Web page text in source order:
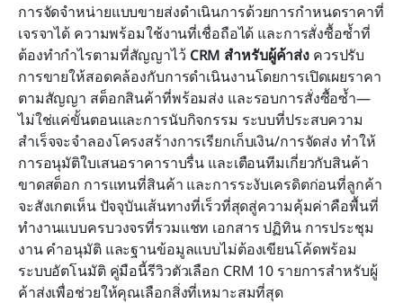
การจัดจำหน่ายแบบขายส่งดำเนินการด้วยการกำหนดราคาที่
เจรจาได้ ความพร้อมใช้งานที่เชื่อถือได้ และการสั่งซื้อซ้ำที่
ต้องทำกำไรตามที่สัญญาไว้ CRM สำหรับผู้ค้าส่ง ควรปรับ
การขายให้สอดคล้องกับการดำเนินงานโดยการเปิดเผยราคา
ตามสัญญา สต็อกสินค้าที่พร้อมส่ง และรอบการสั่งซื้อซ้ำ—
ไม่ใช่แค่ขั้นตอนและการนับกิจกรรม ระบบที่ประสบความ
สำเร็จจะจำลองโครงสร้างการเรียกเก็บเงิน/การจัดส่ง ทำให้
การอนุมัติใบเสนอราคาราบรื่น และเตือนทีมเกี่ยวกับสินค้า
ขาดสต็อก การแทนที่สินค้า และการระงับเครดิตก่อนที่ลูกค้า
จะสังเกตเห็น ปัจจุบันเส้นทางที่เร็วที่สุดสู่ความคุ้มค่าคือพื้นที่
ทำงานแบบครบวงจรที่รวมแชท เอกสาร ปฏิทิน การประชุม
งาน คำอนุมัติ และฐานข้อมูลแบบไม่ต้องเขียนโค้ดพร้อม
ระบบอัตโนมัติ คู่มือนี้รีวิวตัวเลือก CRM 10 รายการสำหรับผู้
ค้าส่งเพื่อช่วยให้คุณเลือกสิ่งที่เหมาะสมที่สุด
ประโยชน์ของระบบ CRM สำหรับผู้ค้าส่ง
ภาพรวมผลิตภัณฑ์: 10 ตัวเลือกสำหรับการประเมิน
วิธีเลือก CRM สำหรับผู้ค้าส่ง
บทสรุป
คำถามที่พบบ่อย
การอ่านที่เกี่ยวข้อง